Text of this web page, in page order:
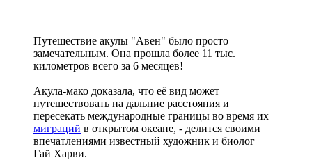
Путешествие акулы "Авен" было просто
замечательным. Она прошла более 11 тыс.
километров всего за 6 месяцев!
Акула-мако доказала, что её вид может
путешествовать на дальние расстояния и
пересекать международные границы во время их
миграций в открытом океане, - делится своими
впечатлениями известный художник и биолог
Гай Харви.